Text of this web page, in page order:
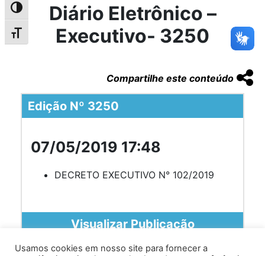
Alternar alto contraste
Alternar tamanho da fonte
Diário Eletrônico –
Executivo- 3250
Compartilhe este conteúdo
Edição Nº 3250
07/05/2019 17:48
DECRETO EXECUTIVO N° 102/2019
Visualizar Publicação
Usamos cookies em nosso site para fornecer a